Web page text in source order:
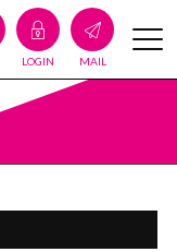
LOGIN MAIL